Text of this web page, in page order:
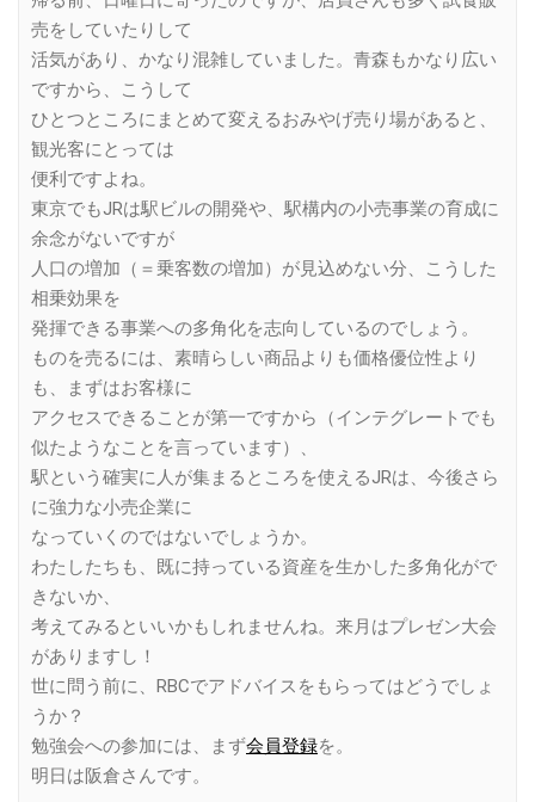
売をしていたりして
活気があり、かなり混雑していました。青森もかなり広い
ですから、こうして
ひとつところにまとめて変えるおみやげ売り場があると、
観光客にとっては
便利ですよね。
東京でもJRは駅ビルの開発や、駅構内の小売事業の育成に
余念がないですが
人口の増加（＝乗客数の増加）が見込めない分、こうした
相乗効果を
発揮できる事業への多角化を志向しているのでしょう。
ものを売るには、素晴らしい商品よりも価格優位性より
も、まずはお客様に
アクセスできることが第一ですから（インテグレートでも
似たようなことを言っています）、
駅という確実に人が集まるところを使えるJRは、今後さら
に強力な小売企業に
なっていくのではないでしょうか。
わたしたちも、既に持っている資産を生かした多角化がで
きないか、
考えてみるといいかもしれませんね。来月はプレゼン大会
がありますし！
世に問う前に、RBCでアドバイスをもらってはどうでしょ
うか？
勉強会への参加には、まず会員登録を。
明日は阪倉さんです。